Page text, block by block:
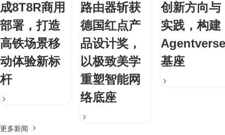
成8T8R商用
部署，打造
高铁场景移
动体验新标
杆
路由器斩获
德国红点产
品设计奖，
以极致美学
重塑智能网
络底座
创新方向与
实践，构建
Agentverse
基座
更多新闻